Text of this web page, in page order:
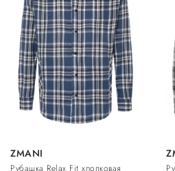
ZMANI
Рубашка Relax Fit хлопковая